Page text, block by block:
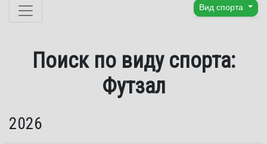
Перейти к содержанию Вид спорта
Поиск по виду спорта:
Футзал
2026